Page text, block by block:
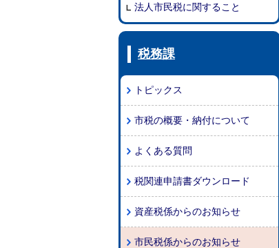
法人市民税に関すること
税務課
トピックス
市税の概要・納付について
よくある質問
税関連申請書ダウンロード
資産税係からのお知らせ
市民税係からのお知らせ